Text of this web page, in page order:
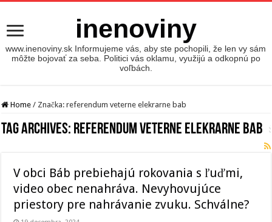
inenoviny
www.inenoviny.sk Informujeme vás, aby ste pochopili, že len vy sám
môžte bojovať za seba. Politici vás oklamu, využijú a odkopnú po
voľbách.
Home / Značka:referendum veterne elekrarne bab
Tag Archives: referendum veterne elekrarne bab
V obci Báb prebiehajú rokovania s ľuďmi,
video obec nenahráva. Nevyhovujúce
priestory pre nahrávanie zvuku. Schválne?